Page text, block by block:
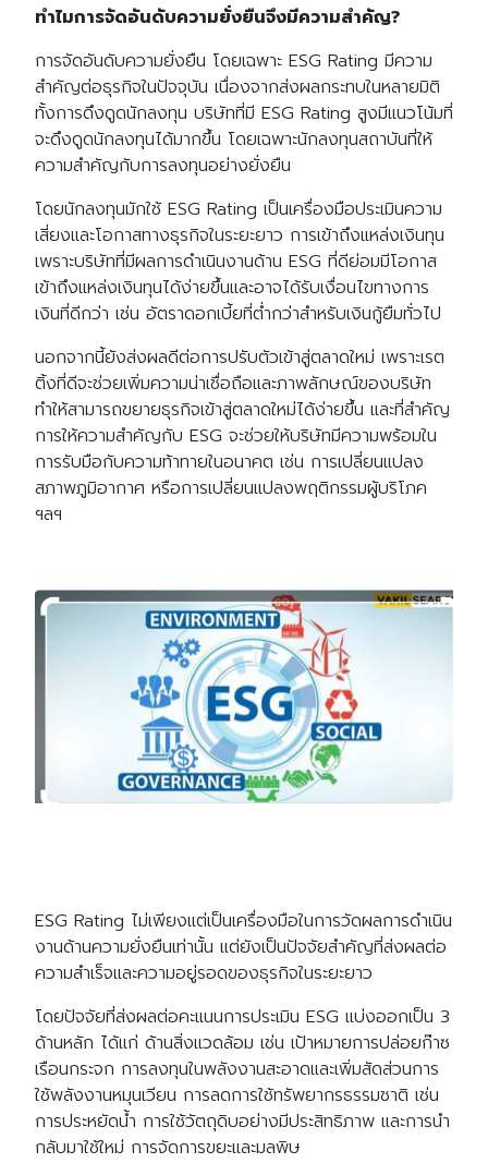
ทำไมการจัดอันดับความยั่งยืนจึงมีความสำคัญ?
การจัดอันดับความยั่งยืน โดยเฉพาะ ESG Rating มีความ
สำคัญต่อธุรกิจในปัจจุบัน เนื่องจากส่งผลกระทบในหลายมิติ
ทั้งการดึงดูดนักลงทุน บริษัทที่มี ESG Rating สูงมีแนวโน้มที่
จะดึงดูดนักลงทุนได้มากขึ้น โดยเฉพาะนักลงทุนสถาบันที่ให้
ความสำคัญกับการลงทุนอย่างยั่งยืน
โดยนักลงทุนมักใช้ ESG Rating เป็นเครื่องมือประเมินความ
เสี่ยงและโอกาสทางธุรกิจในระยะยาว การเข้าถึงแหล่งเงินทุน
เพราะบริษัทที่มีผลการดำเนินงานด้าน ESG ที่ดีย่อมมีโอกาส
เข้าถึงแหล่งเงินทุนได้ง่ายขึ้นและอาจได้รับเงื่อนไขทางการ
เงินที่ดีกว่า เช่น อัตราดอกเบี้ยที่ต่ำกว่าสำหรับเงินกู้ยืมทั่วไป
นอกจากนี้ยังส่งผลดีต่อการปรับตัวเข้าสู่ตลาดใหม่ เพราะเรต
ติ้งที่ดีจะช่วยเพิ่มความน่าเชื่อถือและภาพลักษณ์ของบริษัท
ทำให้สามารถขยายธุรกิจเข้าสู่ตลาดใหม่ได้ง่ายขึ้น และที่สำคัญ
การให้ความสำคัญกับ ESG จะช่วยให้บริษัทมีความพร้อมใน
การรับมือกับความท้าทายในอนาคต เช่น การเปลี่ยนแปลง
สภาพภูมิอากาศ หรือการเปลี่ยนแปลงพฤติกรรมผู้บริโภค
ฯลฯ
ESG Rating ไม่เพียงแต่เป็นเครื่องมือในการวัดผลการดำเนิน
งานด้านความยั่งยืนเท่านั้น แต่ยังเป็นปัจจัยสำคัญที่ส่งผลต่อ
ความสำเร็จและความอยู่รอดของธุรกิจในระยะยาว
โดยปัจจัยที่ส่งผลต่อคะแนนการประเมิน ESG แบ่งออกเป็น 3
ด้านหลัก ได้แก่ ด้านสิ่งแวดล้อม เช่น เป้าหมายการปล่อยก๊าซ
เรือนกระจก การลงทุนในพลังงานสะอาดและเพิ่มสัดส่วนการ
ใช้พลังงานหมุนเวียน การลดการใช้ทรัพยากรธรรมชาติ เช่น
การประหยัดน้ำ การใช้วัตถุดิบอย่างมีประสิทธิภาพ และการนำ
กลับมาใช้ใหม่ การจัดการขยะและมลพิษ